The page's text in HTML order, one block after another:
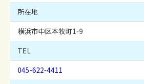
所在地
横浜市中区本牧町1-9
TEL
045-622-4411